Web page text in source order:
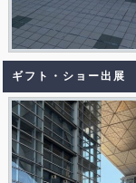
ギフト・ショー出展